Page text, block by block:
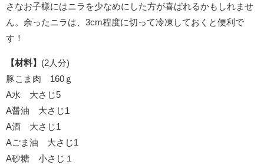
さなお子様にはニラを少なめにした方が喜ばれるかもしれませ
ん。余ったニラは、3cm程度に切って冷凍しておくと便利で
す！
【材料】 (2人分)
豚こま肉 160ｇ
A水 大さじ5
A醤油 大さじ1
A酒 大さじ1
Aごま油 大さじ1
A砂糖 小さじ１